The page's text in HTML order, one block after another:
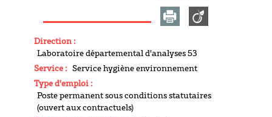
Direction :
Laboratoire départemental d'analyses 53
Service : Service hygiène environnement
Type d'emploi :
Poste permanent sous conditions statutaires
(ouvert aux contractuels)